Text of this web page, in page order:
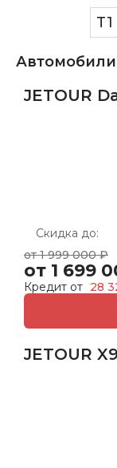
T1
Автомобили
JETOUR
Скидка до:
от 1 999 000 ₽
от 1 699
Кредит от 28
JETOUR